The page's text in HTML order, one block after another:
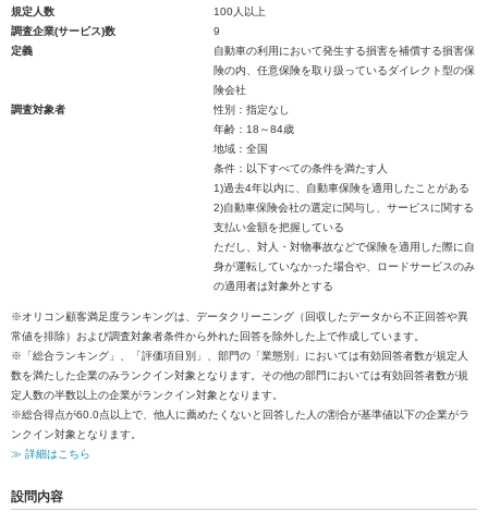
規定人数
100人以上
調査企業(サービス)数
9
定義
自動車の利用において発生する損害を補償する損害保
険の内、任意保険を取り扱っているダイレクト型の保
険会社
調査対象者
性別：指定なし
年齢：18～84歳
地域：全国
条件：以下すべての条件を満たす人
1)過去4年以内に、自動車保険を適用したことがある
2)自動車保険会社の選定に関与し、サービスに関する
支払い金額を把握している
ただし、対人・対物事故などで保険を適用した際に自
身が運転していなかった場合や、ロードサービスのみ
の適用者は対象外とする
※オリコン顧客満足度ランキングは、データクリーニング（回収したデータから不正回答や異
常値を排除）および調査対象者条件から外れた回答を除外した上で作成しています。
※「総合ランキング」、「評価項目別」、部門の「業態別」においては有効回答者数が規定人
数を満たした企業のみランクイン対象となります。その他の部門においては有効回答者数が規
定人数の半数以上の企業がランクイン対象となります。
※総合得点が60.0点以上で、他人に薦めたくないと回答した人の割合が基準値以下の企業がラ
ンクイン対象となります。
≫ 詳細はこちら
設問内容